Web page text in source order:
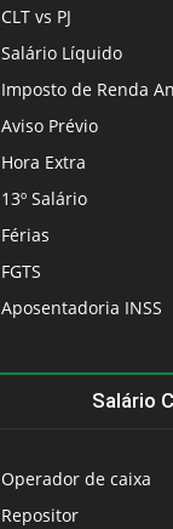
CLT vs PJ
Salário Líquido
Imposto de Renda
Aviso Prévio
Hora Extra
13º Salário
Férias
FGTS
Aposentadoria INSS
Salário
Operador de caixa
Repositor